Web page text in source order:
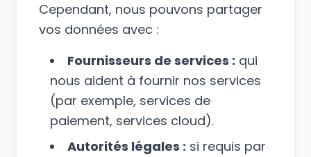
Cependant, nous pouvons partager
vos données avec :
Fournisseurs de services : qui
nous aident à fournir nos services
(par exemple, services de
paiement, services cloud).
Autorités légales : si requis par